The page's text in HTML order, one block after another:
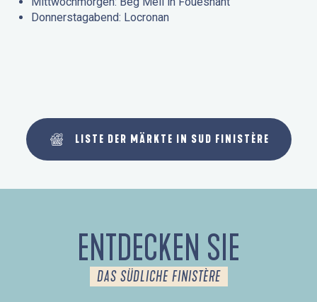
Donnerstagabend: Locronan
LISTE DER MÄRKTE IN SUD FINISTÈRE
ENTDECKEN SIE
DAS SÜDLICHE FINISTÈRE